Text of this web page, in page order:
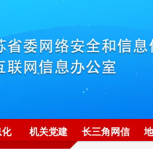
化 机关党建 长三角网信